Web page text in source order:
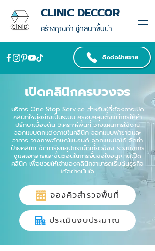
สร้างคุณค่า สู่คลินิกชั้นนำ
CLINIC DECCOR
ติดต่อฝ่ายขาย
เปิดคลินิกครบวงจร
บริการ One Stop Service สำหรับผู้ที่ต้องการเปิด
คลินิกใหม่อย่างเป็นระบบ ครอบคลุมตั้งแต่การให้คำ
ปรึกษาเบื้องต้น วิเคราะห์พื้นที่ วางแผนการใช้งาน
ออกแบบตกแต่งภายในคลินิก ออกแบบฟาซาดและ
อาคาร วางภาพลักษณ์แบรนด์ ออกแบบโลโก้ จัดทำ
ป้ายคลินิก จัดเตรียมอุปกรณ์ที่เกี่ยวข้อง รวมถึงการ
ดูแลเอกสารและขั้นตอนในการยื่นขอใบอนุญาตเปิด
คลินิก เพื่อช่วยให้เจ้าของคลินิกสามารถเริ่มต้นธุรกิจ
ได้อย่างมั่นใจ
จองคิวสำรวจพื้นที่
ประเมินงบประมาณ